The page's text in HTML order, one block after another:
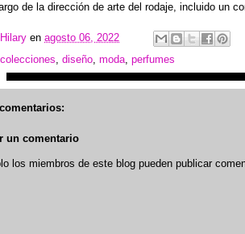
de la dirección de arte del rodaje, incluido un
Hilary en agosto 06, 2022
colecciones diseño moda perfumes
un comentario
los miembros de este blog pueden publicar